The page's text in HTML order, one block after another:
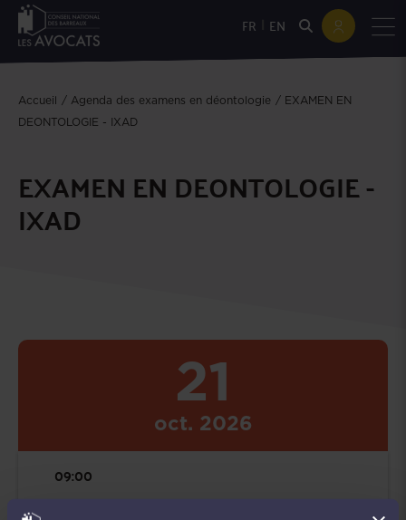
FR EN
Accueil Agenda des examens en déontologie
EXAMEN EN
DEONTOLOGIE - IXAD
EXAMEN EN DEONTOLOGIE -
IXAD
21
oct. 2026
09:00